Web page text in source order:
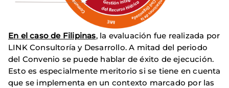
En el caso de Filipinas, la evaluación fue realizada por
LINK Consultoría y Desarrollo. A mitad del periodo
del Convenio se puede hablar de éxito de ejecución.
Esto es especialmente meritorio si se tiene en cuenta
que se implementa en un contexto marcado por las